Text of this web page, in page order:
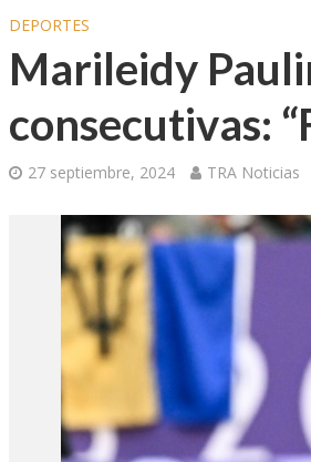
DEPORTES
Marileidy
consecutivas:
27 septiembre, 2024 TRA Noticias